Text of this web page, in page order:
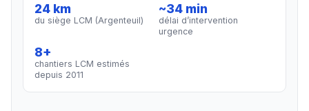
24 km
du siège LCM (Argenteuil)
~34 min
délai d’intervention
urgence
8+
chantiers LCM estimés
depuis 2011